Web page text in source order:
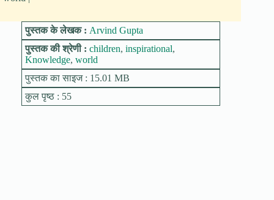
पुस्तक के लेखक : Arvind Gupta
पुस्तक की श्रेणी : children, inspirational,
Knowledge, world
पुस्तक का साइज : 15.01 MB
कुल पृष्ठ : 55